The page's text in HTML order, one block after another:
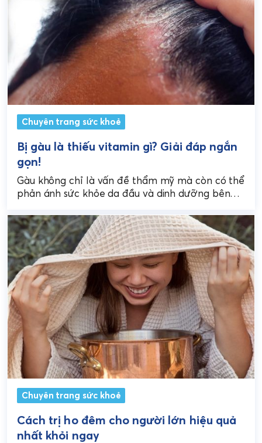
Chuyên trang sức khoẻ
Bị gàu là thiếu vitamin gì? Giải đáp ngắn
gọn!
Gàu không chỉ là vấn đề thẩm mỹ mà còn có thể
phản ánh sức khỏe da đầu và dinh dưỡng bên
Chuyên trang sức khoẻ
Cách trị ho đêm cho người lớn hiệu quả
nhất khỏi ngay